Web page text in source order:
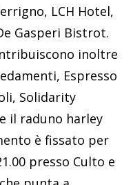
LCH Hotel,
Gasperi Bistrot.
inoltre
Espresso
Solidarity
il raduno harley
è fissato per
presso Culto e